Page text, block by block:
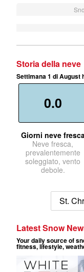
Storia della neve
Settimana 1 di August
0.0
Giorni neve
Neve fresca,
prevalentemente
soleggiato, vento
debole.
St.